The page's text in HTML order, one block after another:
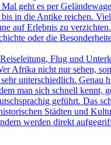
geht es per
in die Antike reichen.
auf Erlebnis zu
oder die
Flug und
Afrika nicht nur sehen,
unterschiedlich.
man sich schnell
geführt. Das
Städten und
werden direkt